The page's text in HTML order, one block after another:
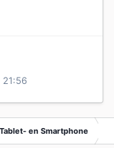
Tablet- en Smartphone